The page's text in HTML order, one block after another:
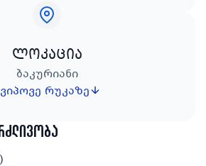
ლოკაცია
ბაკურიანი
რუკაზე